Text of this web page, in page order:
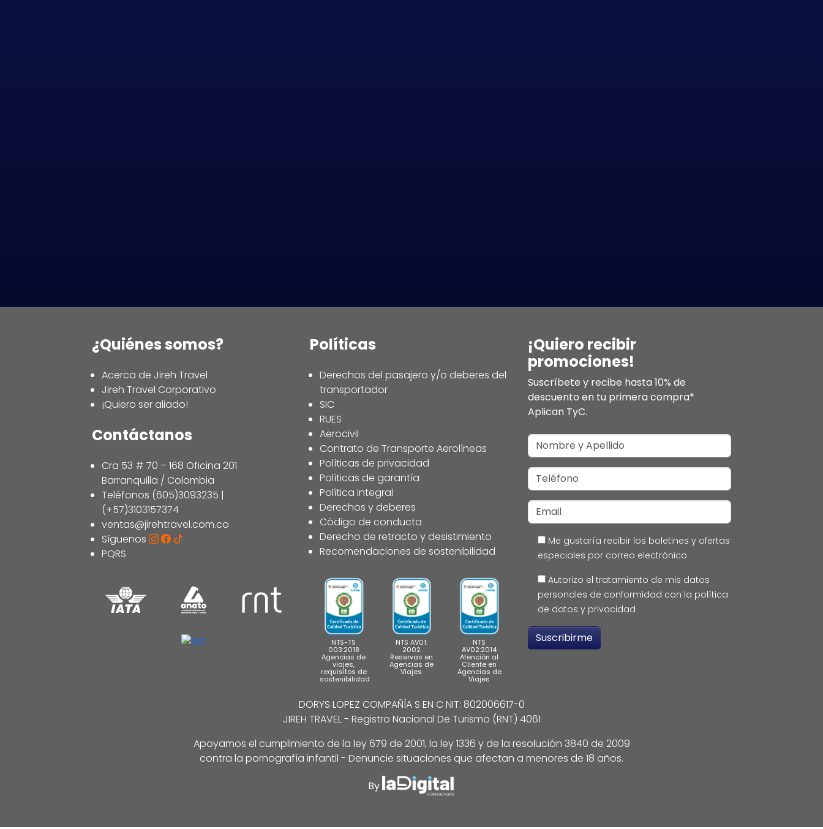
¿Quiénes somos?
Acerca de Jireh Travel
Jireh Travel Corporativo
¡Quiero ser aliado!
Contáctanos
Cra 53 # 70 – 168 Oficina 201
Barranquilla / Colombia
Teléfonos (605)3093235 |
(+57)3103157374
ventas@jirehtravel.com.co
Síguenos
PQRS
Políticas
Derechos del pasajero y/o deberes del
transportador
SIC
RUES
Aerocivil
Contrato de Transporte Aerolíneas
Políticas de privacidad
Políticas de garantía
Política integral
Derechos y deberes
Código de conducta
Derecho de retracto y desistimiento
Recomendaciones de sostenibilidad
NTS-TS
003:2018
Agencias de
viajes,
requisitos de
sostenibilidad
NTS AV01:
2002
Reservas en
Agencias de
Viajes
NTS
AV02:2014
Atención al
Cliente en
Agencias de
Viajes
¡Quiero recibir
promociones!
Suscríbete y recibe hasta 10% de
descuento en tu primera compra*
Aplican TyC.
Me gustaría recibir los boletines y ofertas
especiales por correo electrónico
Autorizo el tratamiento de mis datos
personales de conformidad con la política
de datos y privacidad
DORYS LOPEZ COMPAÑÍA S EN C NIT: 802006617-0
JIREH TRAVEL - Registro Nacional De Turismo (RNT) 4061
Apoyamos el cumplimiento de la ley 679 de 2001, la ley 1336 y de la resolución 3840 de 2009
contra la pornografía infantil - Denuncie situaciones que afectan a menores de 18 años.
By